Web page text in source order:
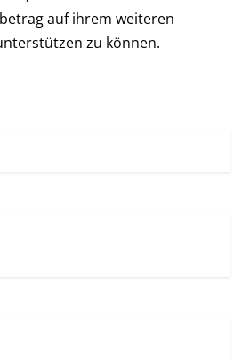
auf ihrem weiteren
zu können.